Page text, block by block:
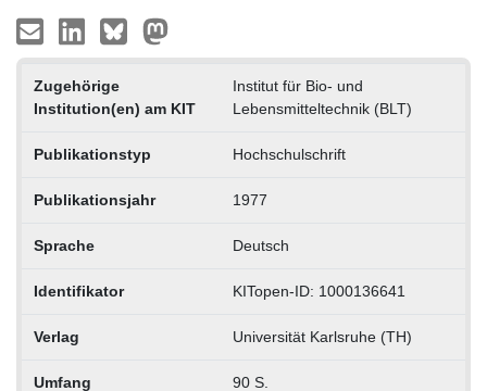
Zugehörige
Institution(en) am KIT
Institut für Bio- und
Lebensmitteltechnik (BLT)
Publikationstyp Hochschulschrift
Publikationsjahr 1977
Sprache Deutsch
Identifikator KITopen-ID: 1000136641
Verlag Universität Karlsruhe (TH)
Umfang 90 S.